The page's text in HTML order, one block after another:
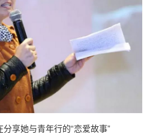
享她与青年行的“恋爱故事”